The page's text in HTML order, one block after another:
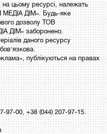
на цьому ресурсі, належать
ДІМ». Будь-яке
дозволу ТОВ
ДІМ» заборонено.
даного ресурсу
публікуються на правах
97-00, +38 (044) 207-97-15.